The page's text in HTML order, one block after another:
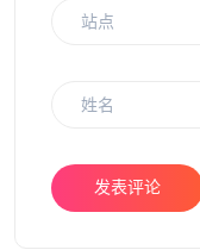
发表评论